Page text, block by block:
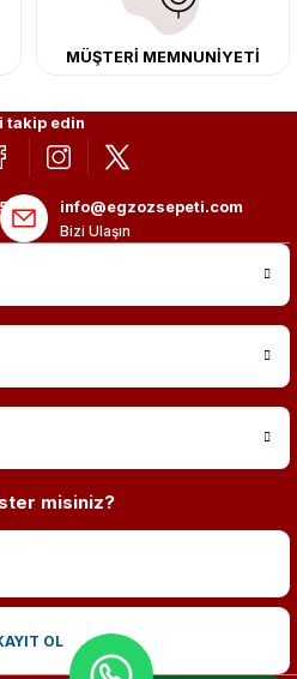
MÜŞTERİ MEMNUNİYETİ
takip edin
info@egzozsepeti.com
Bizi Ulaşın
misiniz?
OL